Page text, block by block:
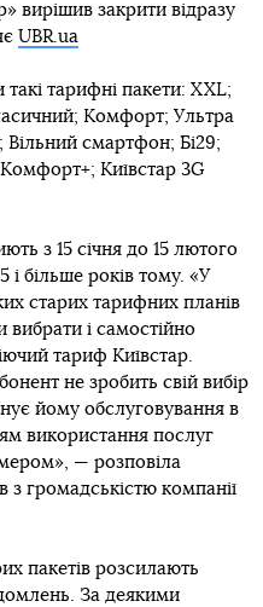
вирішив закрити відразу
UBR.ua
тарифні пакети: XXL;
Комфорт; Ультра
смартфон; Бі29;
Київстар 3G
з 15 січня до 15 лютого
і більше років тому. «У
старих тарифних планів
вибрати і самостійно
тариф Київстар.
не зробить свій вибір
йому обслуговування в
використання послуг
— розповіла
з громадськістю компанії
пакетів розсилають
За деякими